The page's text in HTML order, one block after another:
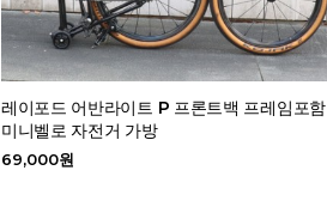
레이포드 어반라이트 P 프론트백 프레임포함
미니벨로 자전거 가방
69,000원